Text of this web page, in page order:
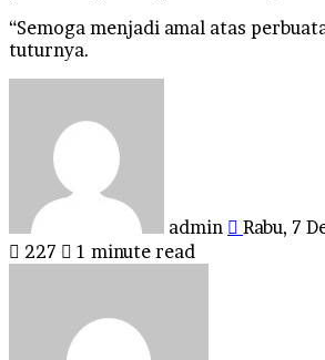
“Semoga menjadi amal atas
tuturnya.
admin
Rabu, 7
227
1 minute read